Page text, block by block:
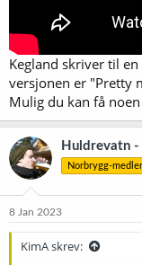
Kegland skriver til
versjonen er "Pretty
Mulig du kan få
Huldrevatn -
Norbrygg-
8 Jan 2023
KimA skrev: